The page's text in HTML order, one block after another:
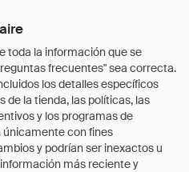
toda la información que se
frecuentes" sea correcta.
los detalles específicos
de la tienda, las políticas, las
y los programas de
con fines
y podrían ser inexactos u
más reciente y